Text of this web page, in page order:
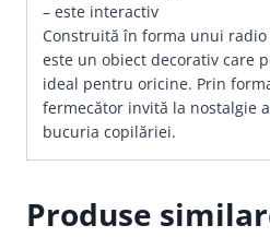
– este interactiv
Construită în forma unui
este un obiect decorativ care
ideal pentru oricine. Prin
fermecător invită la nostalgie
bucuria copilăriei.
Produse